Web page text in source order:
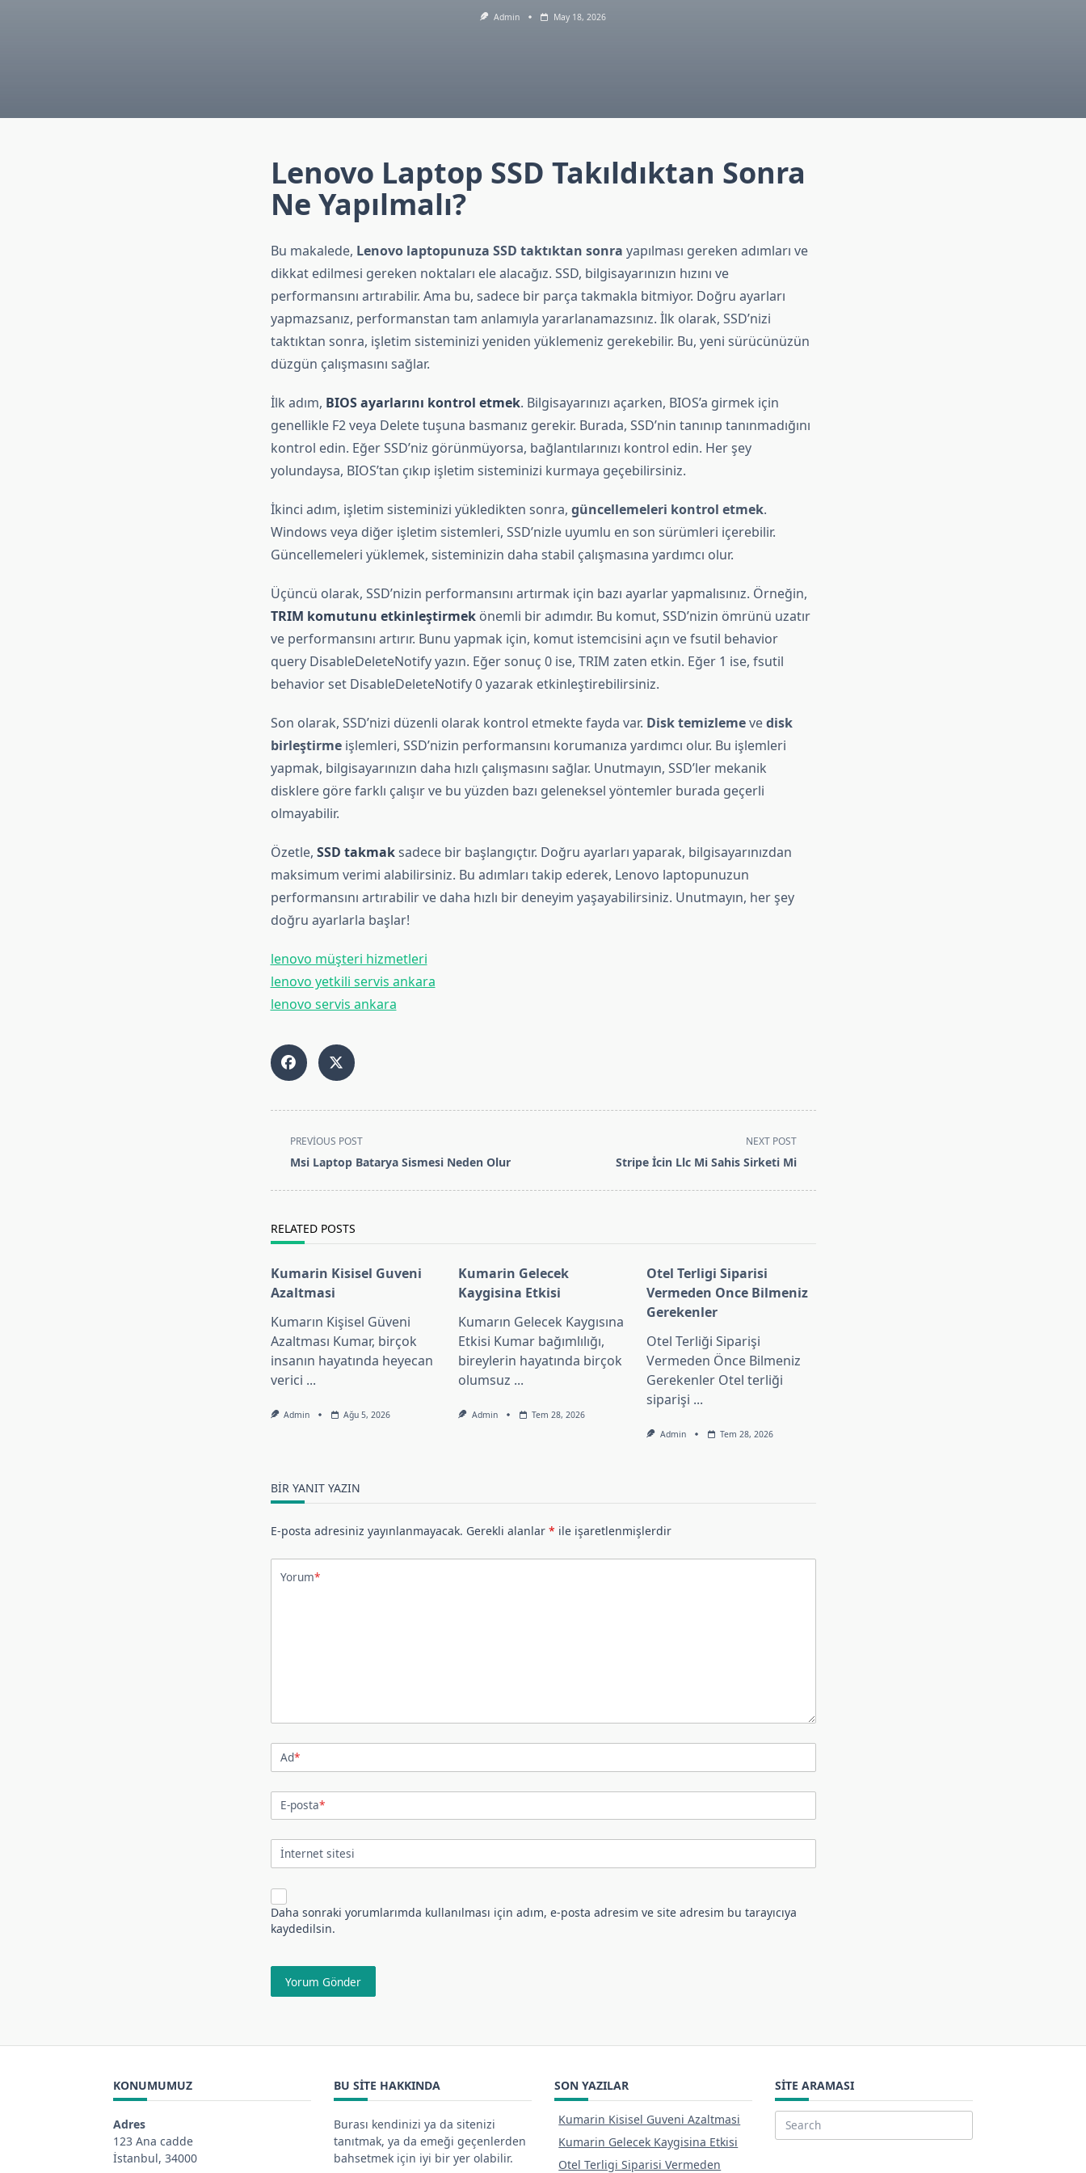
Admin May 18, 2026
Lenovo Laptop SSD Takıldıktan Sonra
Ne Yapılmalı?
Bu makalede, Lenovo laptopunuza SSD taktıktan sonra yapılması gereken adımları ve
dikkat edilmesi gereken noktaları ele alacağız. SSD, bilgisayarınızın hızını ve
performansını artırabilir. Ama bu, sadece bir parça takmakla bitmiyor. Doğru ayarları
yapmazsanız, performanstan tam anlamıyla yararlanamazsınız. İlk olarak, SSD’nizi
taktıktan sonra, işletim sisteminizi yeniden yüklemeniz gerekebilir. Bu, yeni sürücünüzün
düzgün çalışmasını sağlar.
İlk adım, BIOS ayarlarını kontrol etmek. Bilgisayarınızı açarken, BIOS’a girmek için
genellikle F2 veya Delete tuşuna basmanız gerekir. Burada, SSD’nin tanınıp tanınmadığını
kontrol edin. Eğer SSD’niz görünmüyorsa, bağlantılarınızı kontrol edin. Her şey
yolundaysa, BIOS’tan çıkıp işletim sisteminizi kurmaya geçebilirsiniz.
İkinci adım, işletim sisteminizi yükledikten sonra, güncellemeleri kontrol etmek.
Windows veya diğer işletim sistemleri, SSD’nizle uyumlu en son sürümleri içerebilir.
Güncellemeleri yüklemek, sisteminizin daha stabil çalışmasına yardımcı olur.
Üçüncü olarak, SSD’nizin performansını artırmak için bazı ayarlar yapmalısınız. Örneğin,
TRIM komutunu etkinleştirmekönemli bir adımdır. Bu komut, SSD’nizin ömrünü uzatır
ve performansını artırır. Bunu yapmak için, komut istemcisini açın ve fsutil behavior
query DisableDeleteNotify yazın. Eğer sonuç 0 ise, TRIM zaten etkin. Eğer 1 ise, fsutil
behavior set DisableDeleteNotify 0 yazarak etkinleştirebilirsiniz.
Son olarak, SSD’nizi düzenli olarak kontrol etmekte fayda var. Disk temizlemevedisk
birleştirmeişlemleri, SSD’nizin performansını korumanıza yardımcı olur. Bu işlemleri
yapmak, bilgisayarınızın daha hızlı çalışmasını sağlar. Unutmayın, SSD’ler mekanik
disklere göre farklı çalışır ve bu yüzden bazı geleneksel yöntemler burada geçerli
olmayabilir.
Özetle, SSD takmaksadece bir başlangıçtır. Doğru ayarları yaparak, bilgisayarınızdan
maksimum verimi alabilirsiniz. Bu adımları takip ederek, Lenovo laptopunuzun
performansını artırabilir ve daha hızlı bir deneyim yaşayabilirsiniz. Unutmayın, her şey
doğru ayarlarla başlar!
lenovo müşteri hizmetleri
lenovo yetkili servis ankara
lenovo servis ankara
<span
class="nav-
text">Page</span>
PREVIOUS POST
Msi Laptop Batarya Sismesi Neden Olur
NEXT POST
Stripe İcin Llc Mi Sahis Sirketi Mi
RELATED POSTS
Kumarin Kisisel Guveni
Azaltmasi
Kumarın Kişisel Güveni
Azaltması Kumar, birçok
insanın hayatında heyecan
verici ...
Admin Ağu 5, 2026
Kumarin Gelecek
Kaygisina Etkisi
Kumarın Gelecek Kaygısına
Etkisi Kumar bağımlılığı,
bireylerin hayatında birçok
olumsuz ...
Admin Tem 28, 2026
Otel Terligi Siparisi
Vermeden Once Bilmeniz
Gerekenler
Otel Terliği Siparişi
Vermeden Önce Bilmeniz
Gerekenler Otel terliği
siparişi ...
Admin Tem 28, 2026
BIR YANIT YAZIN
E-posta adresiniz yayınlanmayacak. Gerekli alanlar * ile işaretlenmişlerdir
Yorum*
Ad*
E-posta*
İnternet sitesi
Daha sonraki yorumlarımda kullanılması için adım, e-posta adresim ve site adresim bu tarayıcıya
kaydedilsin.
KONUMUMUZ
Adres
123 Ana cadde
İstanbul, 34000
BU SITE HAKKINDA
Burası kendinizi ya da sitenizi
tanıtmak, ya da emeği geçenlerden
bahsetmek için iyi bir yer olabilir.
SON YAZILAR
Kumarin Kisisel Guveni Azaltmasi
Kumarin Gelecek Kaygisina Etkisi
Otel Terligi Siparisi Vermeden
SITE ARAMASI
Search